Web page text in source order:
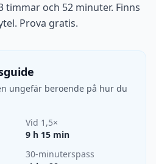
timmar och 52 minuter. Finns
Prova gratis.
ungefär beroende på hur du
Vid 1,5×
9 h 15 min
30-minuterspass